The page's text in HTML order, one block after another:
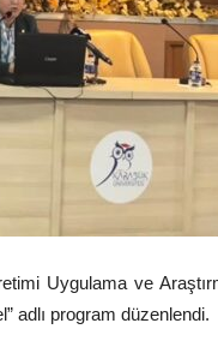
Uygulama ve
adlı program düzenlendi.